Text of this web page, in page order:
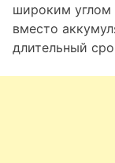
широким углом
вместо
длительный